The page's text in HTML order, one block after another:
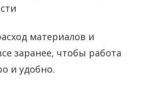
материалов и
заранее, чтобы работа
и удобно.